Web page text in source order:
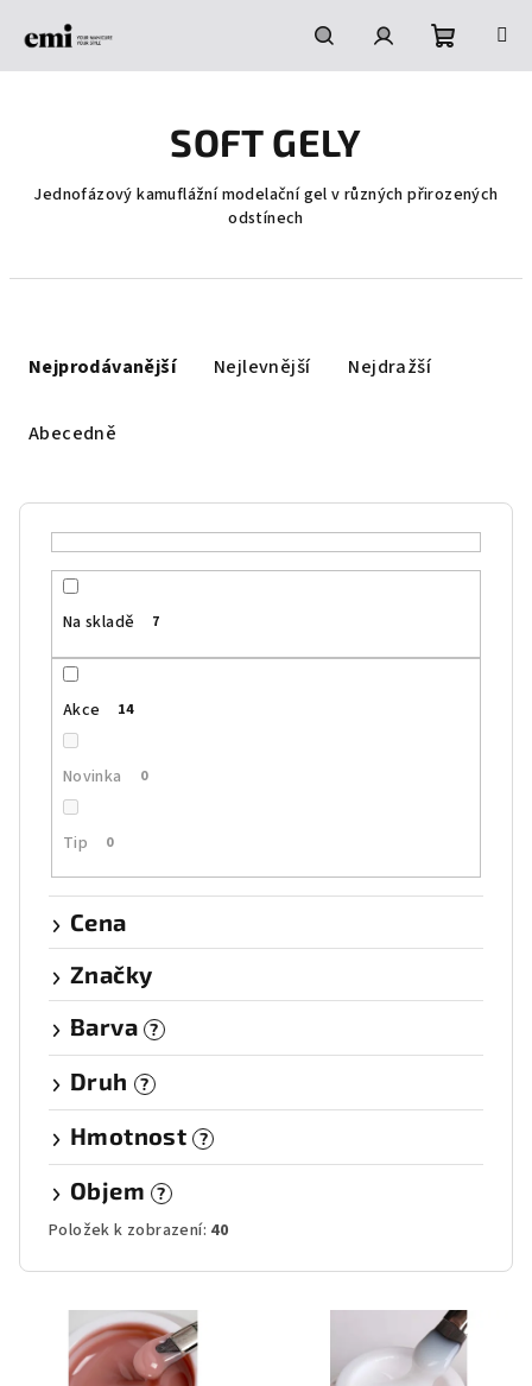
HledatPřihlášeníNákupní
SOFT GELY
Jednofázový kamuflážní modelační gel v různých přirozených
odstínech
Nejprodávanější Nejlevnější Nejdražší
Abecedně
Na skladě 7
Akce 14
Novinka 0
Tip 0
Cena
Značky
Barva
?
Druh ?
Hmotnost ?
Objem ?
Položek k zobrazení: 40